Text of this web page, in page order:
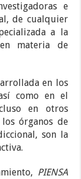
e
de cualquier
a la
materia de
en los
como en el
en otros
órganos de
son la
PIENSA